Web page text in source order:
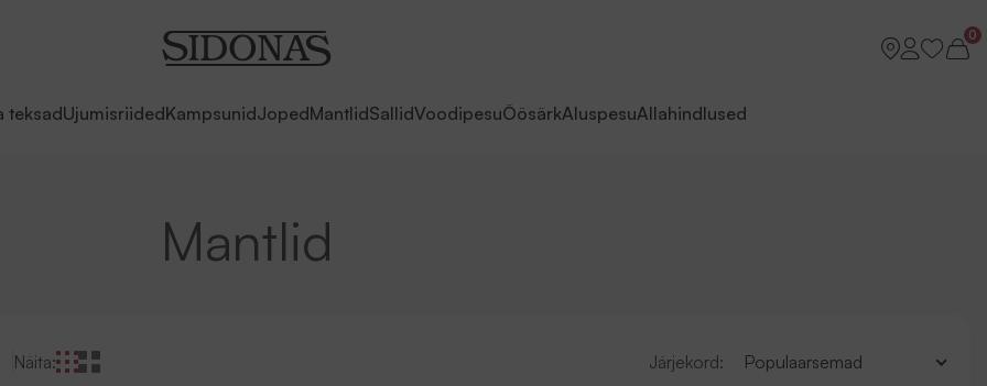
0
teksadUjumisriidedKampsunidJopedMantlidSallidVoodipesuÖösärkAluspesuAllahindlused
Mantlid
Näita: Järjekord: Populaarsemad